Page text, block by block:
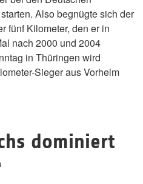
Also begnügte sich der
fünf Kilometer, den er in
nach 2000 und 2004
in Thüringen wird
Sieger aus Vorhelm
dominiert